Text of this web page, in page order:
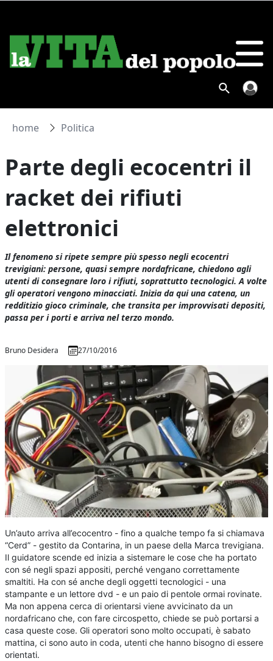
home Politica
Parte degli ecocentri il
racket dei rifiuti
elettronici
Il fenomeno si ripete sempre più spesso negli ecocentri
trevigiani: persone, quasi sempre nordafricane, chiedono agli
utenti di consegnare loro i rifiuti, soprattutto tecnologici. A volte
gli operatori vengono minacciati. Inizia da qui una catena, un
redditizio gioco criminale, che transita per improvvisati depositi,
passa per i porti e arriva nel terzo mondo.
Bruno Desidera 27/10/2016
Un’auto arriva all’ecocentro - fino a qualche tempo fa si chiamava
“Cerd” - gestito da Contarina, in un paese della Marca trevigiana.
Il guidatore scende ed inizia a sistemare le cose che ha portato
con sé negli spazi appositi, perché vengano correttamente
smaltiti. Ha con sé anche degli oggetti tecnologici - una
stampante e un lettore dvd - e un paio di pentole ormai rovinate.
Ma non appena cerca di orientarsi viene avvicinato da un
nordafricano che, con fare circospetto, chiede se può portarsi a
casa queste cose. Gli operatori sono molto occupati, è sabato
mattina, ci sono auto in coda, utenti che hanno bisogno di essere
orientati.